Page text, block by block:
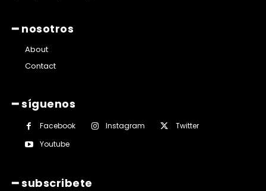
━ nosotros
About
Contact
━ síguenos
Facebook Instagram
Twitter
Youtube
━ subscribete